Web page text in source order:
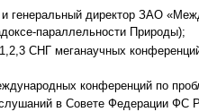
и генеральный директор ЗАО
параллельности Природы);
1,2,3 СНГ меганаучных
конференций по
в Совете Федерации ФС